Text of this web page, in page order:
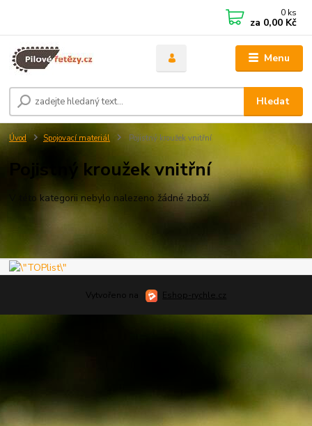
Menu
Hledat
0 ks
za 0,00 Kč
Úvod Spojovací materiál Pojistný kroužek vnitřní
Pojistný kroužek vnitřní
V této kategorii nebylo nalezeno žádné zboží.
Vytvořeno na Eshop-rychle.cz